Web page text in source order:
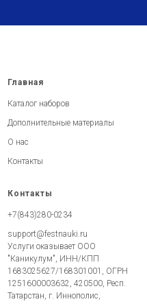
Главная
Каталог наборов
Дополнительные материалы
О нас
Контакты
Контакты
+7(843)280-0234
support@festnauki.ru
Услуги оказывает ООО
"Каникулум", ИНН/КПП
1683025627/168301001, ОГРН
1251600003632, 420500, Респ.
Татарстан, г. Иннополис,